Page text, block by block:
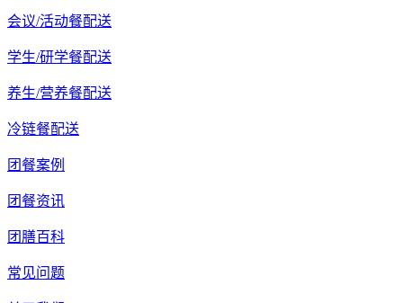
会议/活动餐配送
学生/研学餐配送
养生/营养餐配送
冷链餐配送
团餐案例
团餐资讯
团膳百科
常见问题